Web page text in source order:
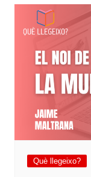
Què llegeixo?